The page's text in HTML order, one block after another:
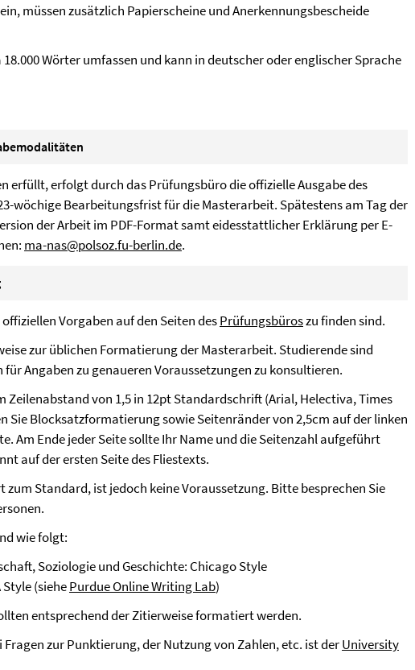
müssen zusätzlich Papierscheine und Anerkennungsbescheide
Wörter umfassen und kann in deutscher oder englischer Sprache
erfüllt, erfolgt durch das Prüfungsbüro die offizielle Ausgabe des
wöchige Bearbeitungsfrist für die Masterarbeit. Spätestens am Tag der
der Arbeit im PDF-Format samt eidesstattlicher Erklärung per E-
ma-nas@polsoz.fu-berlin.de.
Vorgaben auf den Seiten desPrüfungsbüroszu finden sind.
zur üblichen Formatierung der Masterarbeit. Studierende sind
Angaben zu genaueren Voraussetzungen zu konsultieren.
Zeilenabstand von 1,5 in 12pt Standardschrift (Arial, Helectiva, Times
Sie Blocksatzformatierung sowie Seitenränder von 2,5cm auf der linken
Am Ende jeder Seite sollte Ihr Name und die Seitenzahl aufgeführt
auf der ersten Seite des Fliestexts.
zum Standard, ist jedoch keine Voraussetzung. Bitte besprechen Sie
wie folgt:
Soziologie und Geschichte: Chicago Style
(siehePurdue Online Writing Lab)
entsprechend der Zitierweise formatiert werden.
zur Punktierung, der Nutzung von Zahlen, etc. ist derUniversity